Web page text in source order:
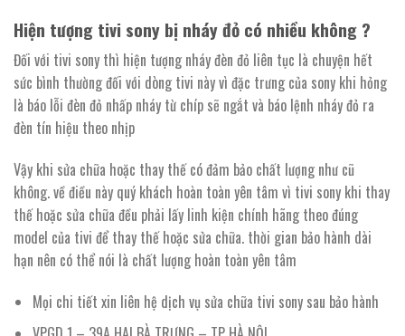
Hiện tượng tivi sony bị nháy đỏ có nhiều không ?
Đối với tivi sony thì hiện tượng nháy đèn đỏ liên tục là chuyện hết
sức bình thường đối với dòng tivi này vì đặc trưng của sony khi hỏng
là báo lỗi đèn đỏ nhấp nháy từ chíp sẽ ngắt và báo lệnh nháy đỏ ra
đèn tín hiệu theo nhịp
Vậy khi sửa chữa hoặc thay thế có đảm bảo chất lượng như cũ
không. về điều này quý khách hoàn toàn yên tâm vì tivi sony khi thay
thế hoặc sửa chữa đều phải lấy linh kiện chính hãng theo đúng
model của tivi để thay thế hoặc sửa chữa. thời gian bảo hành dài
hạn nên có thể nói là chất lượng hoàn toàn yên tâm
Mọi chi tiết xin liên hệ dịch vụ sửa chữa tivi sony sau bảo hành